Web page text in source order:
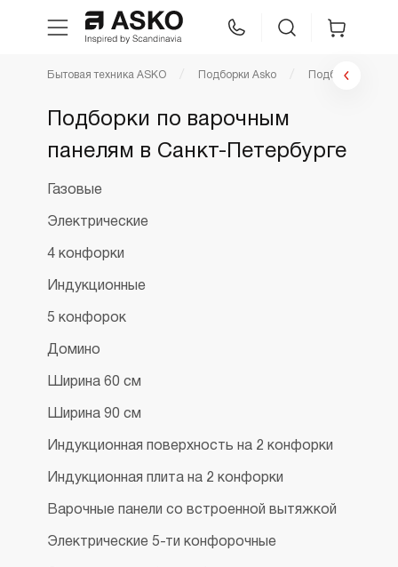
Техника для кухни
Asko Professional
Аксессуары
Бытовая техника ASKO Подборки Asko Подборки по
Подборки по варочным
панелям в Санкт-Петербурге
Газовые
Электрические
4 конфорки
Индукционные
5 конфорок
Домино
Ширина 60 см
Ширина 90 см
Индукционная поверхность на 2 конфорки
Индукционная плита на 2 конфорки
Варочные панели со встроенной вытяжкой
Электрические 5-ти конфорочные